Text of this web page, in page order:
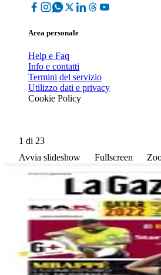
Area personale
Help e Faq
Info e contatti
Termini del servizio
Utilizzo dati e privacy
Cookie Policy
1 di 23
Avvia slideshow
Fullscreen